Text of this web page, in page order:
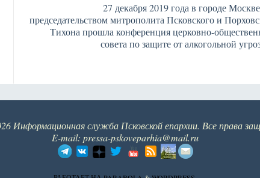
27 декабря 2019 года в городе
председательством митрополита Псковского и
Тихона прошла конференция церковно-
совета по защите от алкогольной
Информационная служба Псковской епархии. Все права
E-mail: pressa-pskoveparhia@mail.ru